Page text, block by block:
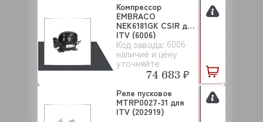
Код завода: 6006
наличие и цену
уточняйте
Компрессор
EMBRACO
NEK6181GK CSIR для
ITV (6006)
74 683 ₽
Реле пусковое
MTRP0027-31 для
ITV (202919)